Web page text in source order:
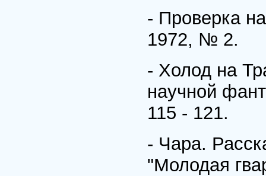
- Проверка
1972, № 2.
- Холод на
научной
115 - 121.
- Чара.
"Молодая